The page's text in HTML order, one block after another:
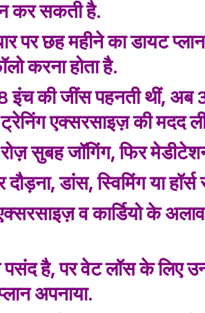
कर सकती है.
पर छह महीने का डायट
करना होता है.
इंच की जींस पहनती थीं,
एक्सरसाइज़ की मदद
सुबह जॉगिंग, फिर
डांस, स्विमिंग या हॉर्स
व कार्डियो के
पसंद है, पर वेट लॉस के लिए
अपनाया.